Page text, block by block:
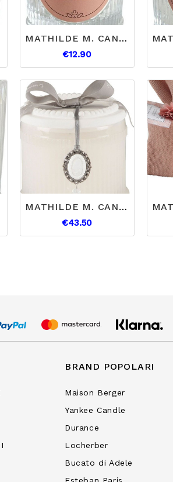
MATHILDE M. CANDELA MARQUISE 65GR.
€12.90
MATHILDE M. CANDELA GIGANTE FIORE DI MANDARINO 340GR.
€43.50
BRAND POPOLARI
Maison Berger
Yankee Candle
Durance
Locherber
Bucato di Adele